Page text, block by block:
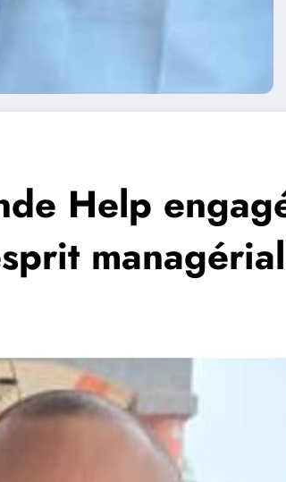
Help
managérial